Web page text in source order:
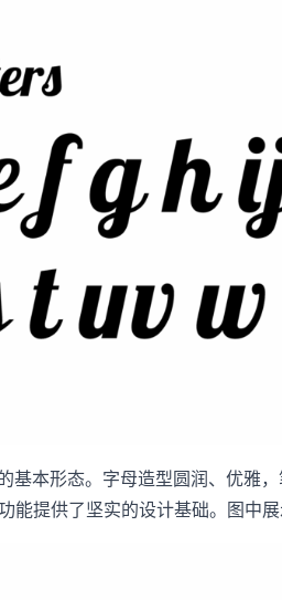
基本形态。字母造型圆润、优雅
能提供了坚实的设计基础。图中